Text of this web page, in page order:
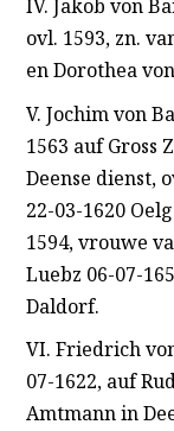
IV. Jakob von
ovl. 1593, zn.
en Dorothea
V. Jochim von
1563 auf Gross
Deense dienst,
22-03-1620
1594, vrouwe
Luebz 06-07-
Daldorf.
VI. Friedrich
07-1622, auf
Amtmann in